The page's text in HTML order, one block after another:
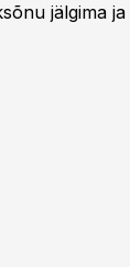
jälgima